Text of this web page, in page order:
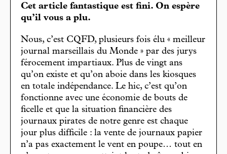
Cet article fantastique est fini. On espère
qu’il vous a plu.
Nous, c’est CQFD, plusieurs fois élu « meilleur
journal marseillais du Monde » par des jurys
férocement impartiaux. Plus de vingt ans
qu’on existe et qu’on aboie dans les kiosques
en totale indépendance. Le hic, c’est qu’on
fonctionne avec une économie de bouts de
ficelle et que la situation financière des
journaux pirates de notre genre est chaque
jour plus difficile : la vente de journaux papier
n’a pas exactement le vent en poupe… tout en